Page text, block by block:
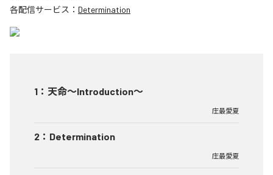
各配信サービス： Determination
1 ： 天命～Introduction～
庄最愛夏
2 ： Determination
庄最愛夏